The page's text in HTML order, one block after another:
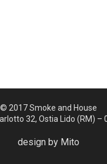
© 2017 Smoke and House
32, Ostia Lido (RM) –
design by Mito